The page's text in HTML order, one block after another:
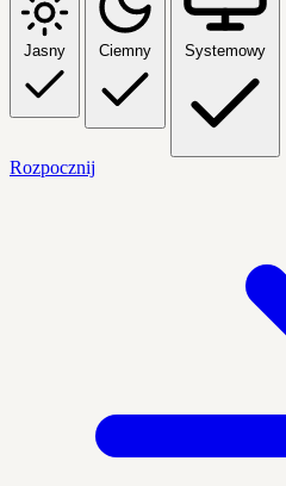
Jasny Ciemny Systemowy
Rozpocznij